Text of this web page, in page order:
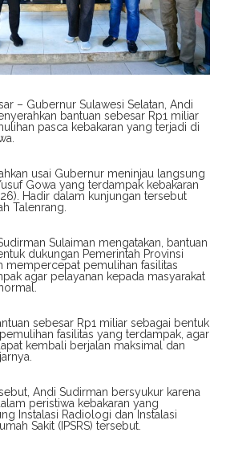
– Gubernur Sulawesi Selatan, Andi
bantuan sebesar Rp1 miliar
pasca kebakaran yang terjadi di
usai Gubernur meninjau langsung
Gowa yang terdampak kebakaran
Hadir dalam kunjungan tersebut
Talenrang.
Sulaiman mengatakan, bantuan
dukungan Pemerintah Provinsi
mempercepat pemulihan fasilitas
agar pelayanan kepada masyarakat
sebesar Rp1 miliar sebagai bentuk
fasilitas yang terdampak, agar
kembali berjalan maksimal dan
Andi Sudirman bersyukur karena
peristiwa kebakaran yang
Instalasi Radiologi dan Instalasi
Sakit (IPSRS) tersebut.